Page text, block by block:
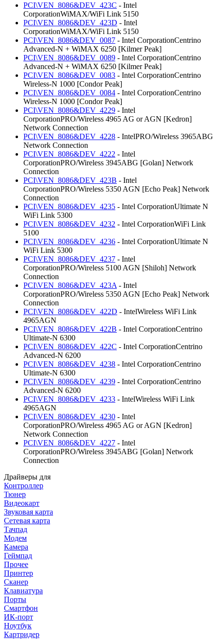
PCI\VEN_8086&DEV_423C - Intel
CorporationWiMAX/WiFi Link 5150
PCI\VEN_8086&DEV_423D - Intel
CorporationWiMAX/WiFi Link 5150
PCI\VEN_8086&DEV_0087 - Intel CorporationCentrino
Advanced-N + WiMAX 6250 [Kilmer Peak]
PCI\VEN_8086&DEV_0089 - Intel CorporationCentrino
Advanced-N + WiMAX 6250 [Kilmer Peak]
PCI\VEN_8086&DEV_0083 - Intel CorporationCentrino
Wireless-N 1000 [Condor Peak]
PCI\VEN_8086&DEV_0084 - Intel CorporationCentrino
Wireless-N 1000 [Condor Peak]
PCI\VEN_8086&DEV_4229 - Intel
CorporationPRO/Wireless 4965 AG or AGN [Kedron]
Network Connection
PCI\VEN_8086&DEV_4228 - IntelPRO/Wireless 3965ABG
Network Connection
PCI\VEN_8086&DEV_4222 - Intel
CorporationPRO/Wireless 3945ABG [Golan] Network
Connection
PCI\VEN_8086&DEV_423B - Intel
CorporationPRO/Wireless 5350 AGN [Echo Peak] Network
Connection
PCI\VEN_8086&DEV_4235 - Intel CorporationUltimate N
WiFi Link 5300
PCI\VEN_8086&DEV_4232 - Intel CorporationWiFi Link
5100
PCI\VEN_8086&DEV_4236 - Intel CorporationUltimate N
WiFi Link 5300
PCI\VEN_8086&DEV_4237 - Intel
CorporationPRO/Wireless 5100 AGN [Shiloh] Network
Connection
PCI\VEN_8086&DEV_423A - Intel
CorporationPRO/Wireless 5350 AGN [Echo Peak] Network
Connection
PCI\VEN_8086&DEV_422D - IntelWireless WiFi Link
4965AGN
PCI\VEN_8086&DEV_422B - Intel CorporationCentrino
Ultimate-N 6300
PCI\VEN_8086&DEV_422C - Intel CorporationCentrino
Advanced-N 6200
PCI\VEN_8086&DEV_4238 - Intel CorporationCentrino
Ultimate-N 6300
PCI\VEN_8086&DEV_4239 - Intel CorporationCentrino
Advanced-N 6200
PCI\VEN_8086&DEV_4233 - IntelWireless WiFi Link
4965AGN
PCI\VEN_8086&DEV_4230 - Intel
CorporationPRO/Wireless 4965 AG or AGN [Kedron]
Network Connection
PCI\VEN_8086&DEV_4227 - Intel
CorporationPRO/Wireless 3945ABG [Golan] Network
Connection
Драйверы для
Контроллер
Тюнер
Видеокарт
Звуковая карта
Сетевая карта
Тачпад
Модем
Камера
Геймпад
Прочее
Принтер
Сканер
Клавиатура
Порты
Смартфон
ИК-порт
Ноутбук
Картридер